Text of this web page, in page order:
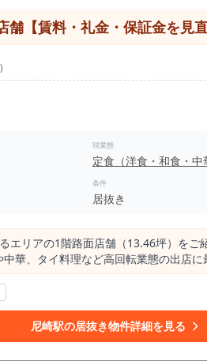
出店検討を進めている方ほど、
判断材料になります。 図面や写真だけでは分か
上でご判
【賃料・礼金・保証金を見
現業態
定食（洋食・和食・中
条件
居抜き
エリアの1階路面店舗（13.46坪）をご
イ料理など高回転業態の出店に最適な
期費用を抑えてすぐに飲食店をオー
展開をお考えの経営者様に、大変お
いう非常に綺麗な状態で手放される
日約5万人以上が利用する「阪
尼崎駅の居抜き物件詳細を見る